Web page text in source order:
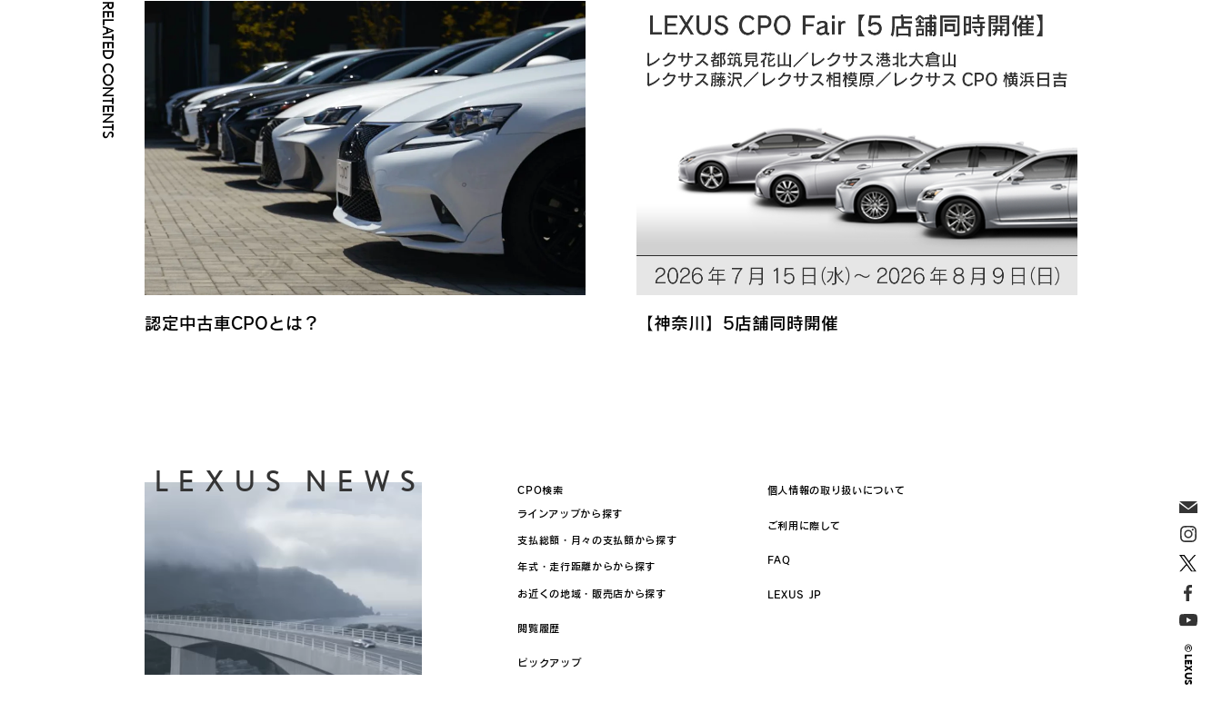
RELATED CONTENTS
認定中古車CPOとは？ 【神奈川】5店舗同時開催
LEXUS NEWS
CPO検索
ラインアップから探す
支払総額・月々の支払額から探す
年式・走行距離からから探す
お近くの地域・販売店から探す
閲覧履歴
ピックアップ
個人情報の取り扱いについて
ご利用に際して
FAQ
LEXUS JP
© LEXUS